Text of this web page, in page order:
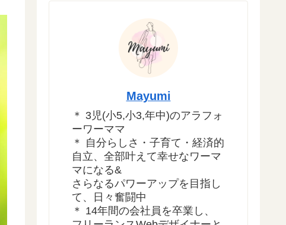
Mayumi
＊ 3児(小5,小3,年中)のアラフォ
ーワーママ
＊ 自分らしさ・子育て・経済的
自立、全部叶えて幸せなワーマ
マになる&
さらなるパワーアップを目指し
て、日々奮闘中
＊ 14年間の会社員を卒業し、